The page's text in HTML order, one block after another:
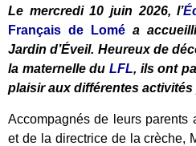
Le mercredi 10 juin 2026, l’
Français de Lomé a
Jardin d’Éveil. Heureux de
la maternelle du LFL, ils ont
plaisir aux différentes activités
Accompagnés de leurs parents
et de la directrice de la crèche,